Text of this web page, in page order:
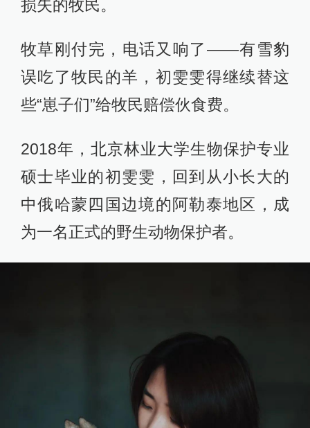
损失的牧民。
牧草刚付完，电话又响了——有雪豹
误吃了牧民的羊，初雯雯得继续替这
些“崽子们”给牧民赔偿伙食费。
2018年，北京林业大学生物保护专业
硕士毕业的初雯雯，回到从小长大的
中俄哈蒙四国边境的阿勒泰地区，成
为一名正式的野生动物保护者。